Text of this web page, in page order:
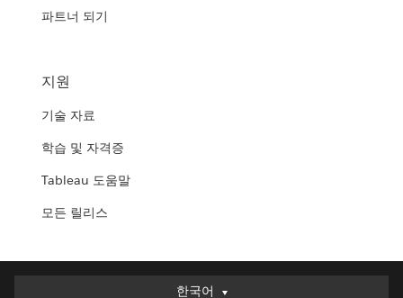
파트너 되기
지원
기술 자료
학습 및 자격증
Tableau 도움말
모든 릴리스
한국어
한국어